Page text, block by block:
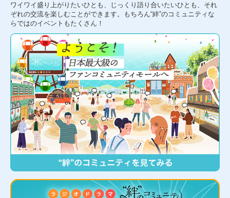
ワイワイ盛り上がりたいひとも、じっくり語り合いたいひとも、それ
ぞれの交流を楽しむことができます。もちろん“絆”のコミュニティな
らではのイベントもたくさん！